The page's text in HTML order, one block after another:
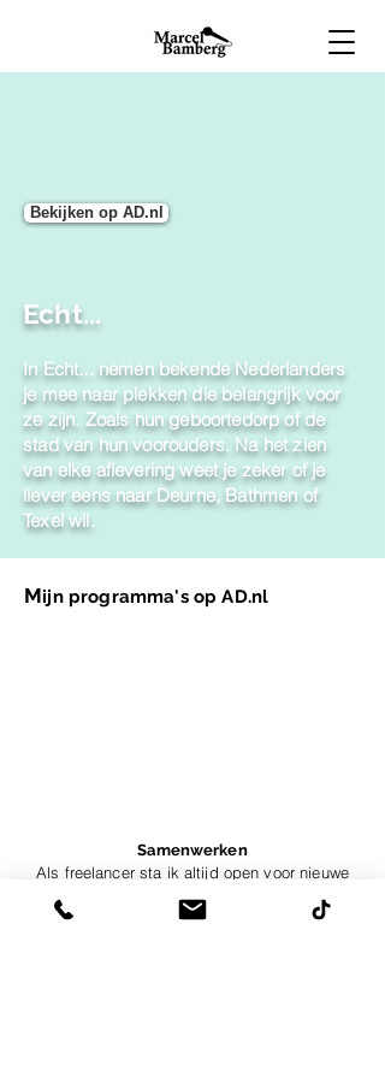
Bekijken op AD.nl
Echt...
In Echt... nemen bekende Nederlanders
je mee naar plekken die belangrijk voor
ze zijn. Zoals hun geboortedorp of de
stad van hun voorouders. Na het zien
van elke aflevering weet je zeker of je
liever eens naar Deurne, Bathmen of
Texel wil.
Mijn programma's op AD.nl
Samenwerken
Als freelancer sta ik altijd open voor nieuwe
de camera, puur als presentator of als